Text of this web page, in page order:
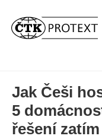
Jak Češi
5
řešení